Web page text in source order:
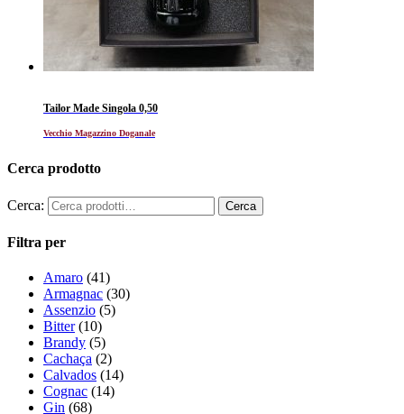
Tailor Made Singola 0,50
Vecchio Magazzino Doganale
Cerca prodotto
Cerca:
Filtra per
Amaro (41)
Armagnac (30)
Assenzio (5)
Bitter (10)
Brandy (5)
Cachaça (2)
Calvados (14)
Cognac (14)
Gin (68)